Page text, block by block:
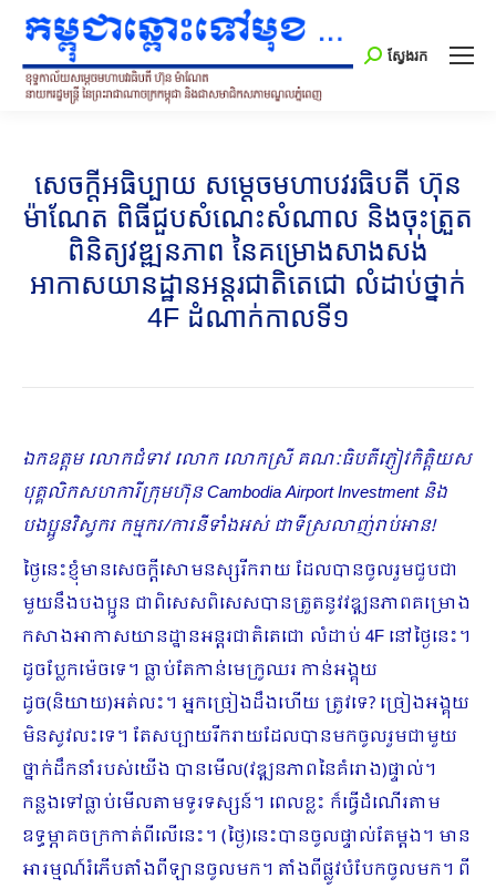
Search:
ស្វែងរក
សេចក្ដីអធិប្បាយ សម្ដេចមហាបវរធិបតី ហ៊ុន
ម៉ាណែត ពិធីជួបសំណេះសំណាល និងចុះត្រួត
ពិនិត្យវឌ្ឍនភាព នៃគម្រោងសាងសង់
អាកាសយានដ្ឋានអន្តរជាតិតេជោ​ លំដាប់ថ្នាក់
4F ដំណាក់កាលទី១
ឯកឧត្តម លោកជំទាវ លោក លោកស្រី​ គណៈធិបតីភ្ញៀវកិត្តិយស
បុគ្គលិកសហការីក្រុមហ៊ុនCambodia Airport Investment និង
បងប្អូនវិស្វករ កម្មករ/ការនីទាំងអស់ ជាទីស្រលាញ់រាប់អាន!
ថ្ងៃនេះខ្ញុំមានសេចក្ដីសោមនស្សរីករាយ ដែលបានចូលរួមជួបជា
មួយនឹងបងប្អូន ជាពិសេសពិសេសបានត្រួតនូវវឌ្ឍនភាពគម្រោង
កសាងអាកាសយានដ្ឋានអន្តរជាតិតេជោ លំដាប់ 4F នៅថ្ងៃនេះ។
ដូចប្លែកម៉េចទេ។ ធ្លាប់តែកាន់មេក្រូឈរ កាន់អង្គុយ
ដូច(និយាយ)អត់លះ។ អ្នកច្រៀងដឹងហើយ ត្រូវទេ? ច្រៀងអង្គុយ
មិនសូវលះទេ។ តែសប្បាយរីករាយដែលបានមកចូលរួមជាមួយ
ថ្នាក់ដឹកនាំរបស់យើង បានមើល(វឌ្ឍនភាពនៃគំរោង)ផ្ទាល់។
កន្លងទៅធ្លាប់មើលតាមទូរទស្សន៍។ ពេលខ្លះ ក៏ធ្វើដំណើរតាម
ឧទ្ធម្ភាគចក្រកាត់ពីលើនេះ។ (ថ្ងៃ)នេះបានចូលផ្ទាល់តែម្ដង។ ​មាន
អារម្មណ៍រំភើបតាំងពីឡានចូលមក។ តាំងពីផ្លូវបំបែកចូលមក។ ពី